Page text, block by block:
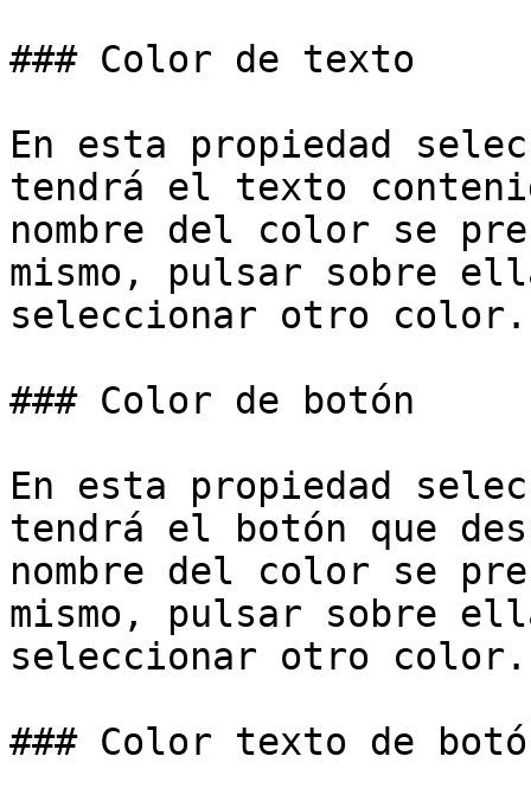
### Color de texto
En esta propiedad
tendrá el texto
nombre del color se
mismo, pulsar sobre
seleccionar otro color.
### Color de botón
En esta propiedad
tendrá el botón que
nombre del color se
mismo, pulsar sobre
seleccionar otro color.
### Color texto de